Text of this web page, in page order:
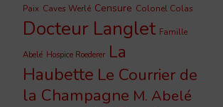
Paix Caves Werlé Censure Colonel Colas
Docteur Langlet Famille
Abelé Hospice Roederer La
Haubette Le Courrier de
la Champagne M. Abelé